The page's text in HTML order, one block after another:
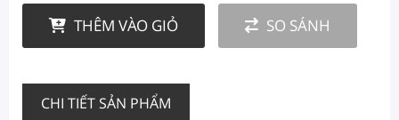
THÊM VÀO GIỎ SO SÁNH
CHI TIẾT SẢN PHẨM